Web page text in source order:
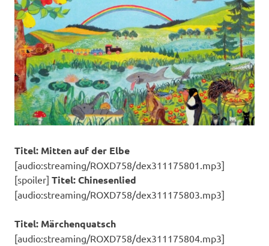
Titel: Mitten auf der Elbe
[audio:streaming/ROXD758/dex311175801.mp3]
[spoiler] Titel: Chinesenlied
[audio:streaming/ROXD758/dex311175803.mp3]
Titel: Märchenquatsch
[audio:streaming/ROXD758/dex311175804.mp3]